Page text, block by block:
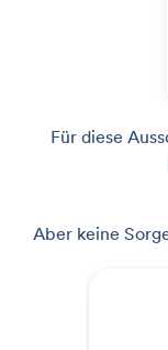
Für diese
Aber keine